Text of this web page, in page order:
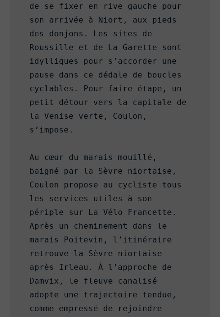
de se fixer en rive gauche pour
son arrivée à Niort, aux pieds
des donjons. Les sites de
Roussille et de La Garette sont
idylliques pour s’accorder une
pause dans ce dédale de boucles
cyclables. Pour faire étape, un
petit détour vers la capitale de
la Venise verte, Coulon,
s’impose.
Au cœur du marais mouillé,
baigné par la Sèvre niortaise,
Coulon propose au cycliste tous
les services utiles à son
périple sur La Vélo Francette.
Après un cheminement dans le
marais Poitevin, l’itinéraire
retrouve la Sèvre niortaise
après Irleau. À l’approche de
Damvix, le fleuve canalisé
adopte une trajectoire tendue,
comme empressé de rejoindre